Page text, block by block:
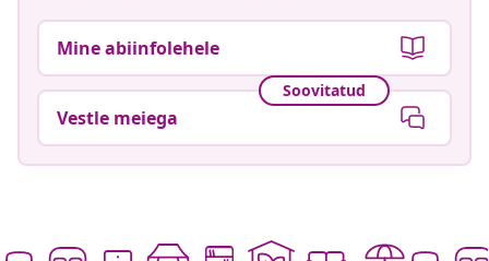
Mine abiinfolehele
Soovitatud
Vestle meiega